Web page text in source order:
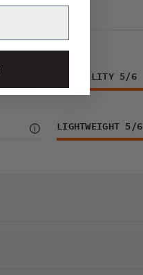
DURABILITY 5/6
LIGHTWEIGHT 5 /6